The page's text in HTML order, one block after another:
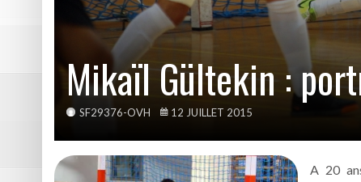
Mikaïl Gültekin :
SF29376-OVH 12 JUILLET 2015
A 20